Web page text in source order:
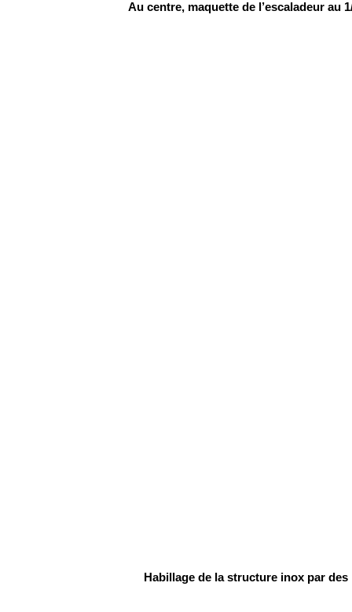
Au centre, maquette de l’escaladeur au
Habillage de la structure inox par